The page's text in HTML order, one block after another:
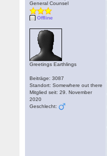
General Counsel
Offline
Greetings Earthlings
Beiträge: 3087
Standort: Somewhere out there
Mitglied seit: 29. November
2020
Geschlecht: